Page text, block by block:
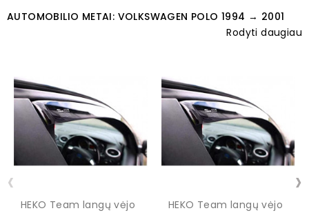
AUTOMOBILIO METAI: VOLKSWAGEN POLO 1994 → 2001
Rodyti daugiau
HEKO Team langų vėjo
HEKO Team langų vėjo
‹ ›